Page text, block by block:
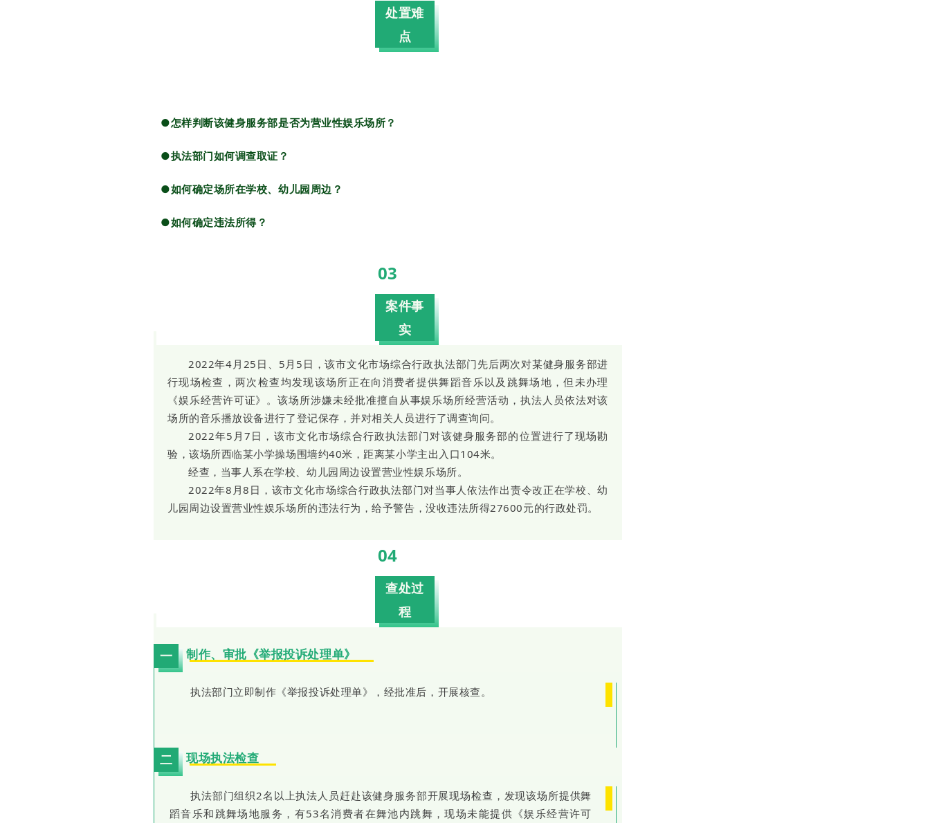
处置难
点
●怎样判断该健身服务部是否为营业性娱乐场所？
●执法部门如何调查取证？
●如何确定场所在学校、幼儿园周边？
●如何确定违法所得？
03
案件事
实
2022年4月25日、5月5日，该市文化市场综合行政执法部门先后两次对某健身服务部进
行现场检查，两次检查均发现该场所正在向消费者提供舞蹈音乐以及跳舞场地，但未办理
《娱乐经营许可证》。该场所涉嫌未经批准擅自从事娱乐场所经营活动，执法人员依法对该
场所的音乐播放设备进行了登记保存，并对相关人员进行了调查询问。
2022年5月7日，该市文化市场综合行政执法部门对该健身服务部的位置进行了现场勘
验，该场所西临某小学操场围墙约40米，距离某小学主出入口104米。
经查，当事人系在学校、幼儿园周边设置营业性娱乐场所。
2022年8月8日，该市文化市场综合行政执法部门对当事人依法作出责令改正在学校、幼
儿园周边设置营业性娱乐场所的违法行为，给予警告，没收违法所得27600元的行政处罚。
04
查处过
程
一 制作、审批《举报投诉处理单》
执法部门立即制作《举报投诉处理单》，经批准后，开展核查。
二 现场执法检查
执法部门组织2名以上执法人员赶赴该健身服务部开展现场检查，发现该场所提供舞
蹈音乐和跳舞场地服务，有53名消费者在舞池内跳舞，现场未能提供《娱乐经营许可